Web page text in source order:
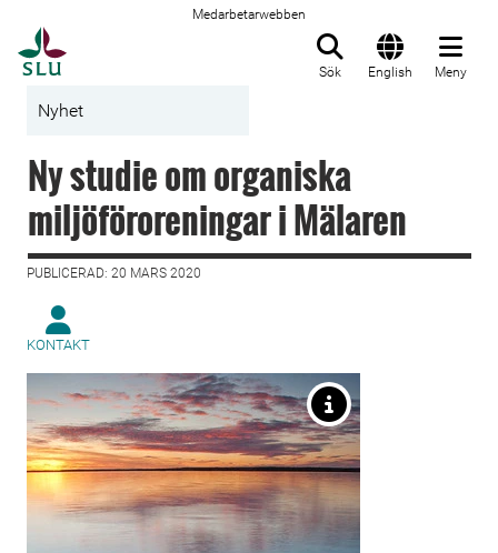
Medarbetarwebben
Sök English Meny
Nyhet
Ny studie om organiska
miljöföroreningar i Mälaren
PUBLICERAD: 20 MARS 2020
KONTAKT